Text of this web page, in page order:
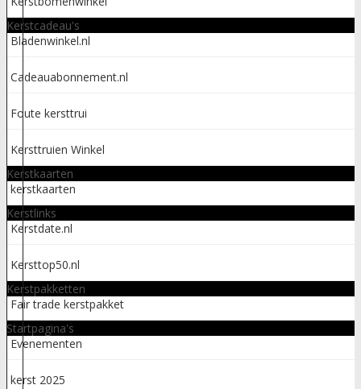
Kerstcadeau's
Bladenwinkel.nl
Cadeauabonnement.nl
Foute kersttrui
Kersttruien Winkel
Kerstkaarten
kerstkaarten
Kerstlinks
Kerstdate.nl
Kersttop50.nl
Kerstpakketten
Fair trade kerstpakket
Startpagina's
Evenementen
kerst 2025